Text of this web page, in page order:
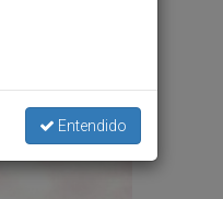
Entendido